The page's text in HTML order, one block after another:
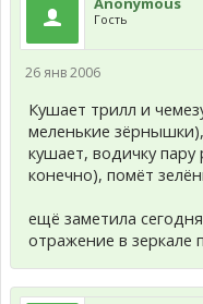
Гость
26 янв 2006
Кушает трилл и
меленькие
кушает, водичку пару
конечно), помёт
ещё заметила
отражение в зеркале